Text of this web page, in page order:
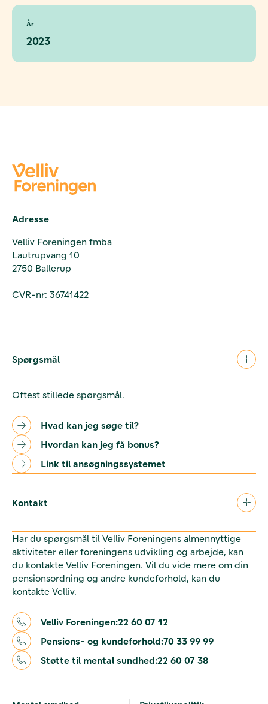
År
2023
Adresse
Velliv Foreningen fmba
Lautrupvang 10
2750 Ballerup
CVR-nr: 36741422
Spørgsmål
Oftest stillede spørgsmål.
Hvad kan jeg søge til?
Hvordan kan jeg få bonus?
Link til ansøgningssystemet
Kontakt
Har du spørgsmål til Velliv Foreningens almennyttige
aktiviteter eller foreningens udvikling og arbejde, kan
du kontakte Velliv Foreningen. Vil du vide mere om din
pensionsordning og andre kundeforhold, kan du
kontakte Velliv.
Velliv Foreningen:22 60 07 12
Pensions- og kundeforhold:70 33 99 99
Støtte til mental sundhed:22 60 07 38